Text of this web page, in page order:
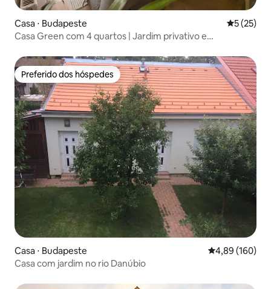
Casa ⋅ Budapeste 5 de uma
5 (25)
Casa Green com 4 quartos | Jardim privativo e
Preferido dos hóspedes
Preferido dos hóspedes
Casa ⋅ Budapeste 4,89 de uma
4,89 (160)
Casa com jardim no rio Danúbio